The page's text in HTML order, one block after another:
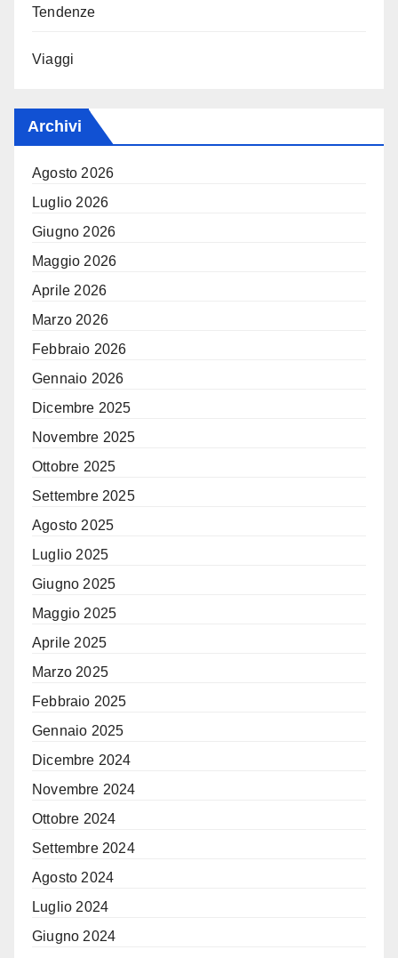
Tendenze
Viaggi
Archivi
Agosto 2026
Luglio 2026
Giugno 2026
Maggio 2026
Aprile 2026
Marzo 2026
Febbraio 2026
Gennaio 2026
Dicembre 2025
Novembre 2025
Ottobre 2025
Settembre 2025
Agosto 2025
Luglio 2025
Giugno 2025
Maggio 2025
Aprile 2025
Marzo 2025
Febbraio 2025
Gennaio 2025
Dicembre 2024
Novembre 2024
Ottobre 2024
Settembre 2024
Agosto 2024
Luglio 2024
Giugno 2024